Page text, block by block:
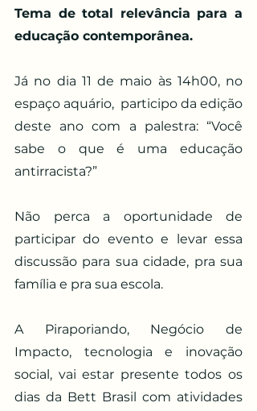
Tema de total relevância para a
educação contemporânea.
Já no dia 11 de maio às 14h00, no
espaço aquário,  participo da edição
deste ano com a palestra: “Você
sabe o que é uma educação
antirracista?”
Não perca a oportunidade de
participar do evento e levar essa
discussão para sua cidade, pra sua
família e pra sua escola.
A Piraporiando, Negócio de
Impacto, tecnologia e inovação
social, vai estar presente todos os
dias da Bett Brasil com atividades